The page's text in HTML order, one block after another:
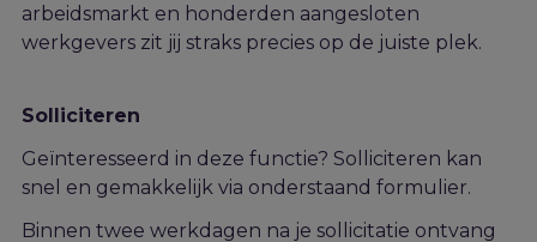
arbeidsmarkt en honderden aangesloten
werkgevers zit jij straks precies op de juiste plek.
Solliciteren
Geïnteresseerd in deze functie? Solliciteren kan
snel en gemakkelijk via onderstaand formulier.
Binnen twee werkdagen na je sollicitatie ontvang